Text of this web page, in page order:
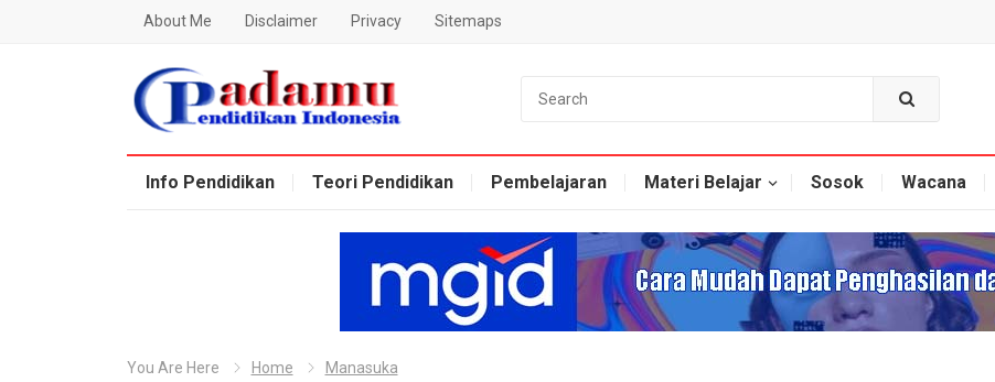
About Me Disclaimer Privacy Sitemaps
Blog Padamu
Info Pendidikan
Teori Pendidikan Pembelajaran Materi Belajar Sosok Wacana
You Are Here Home Manasuka